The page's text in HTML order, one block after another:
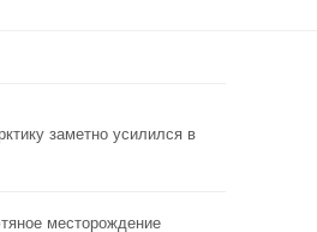
заметно усилился в
месторождение